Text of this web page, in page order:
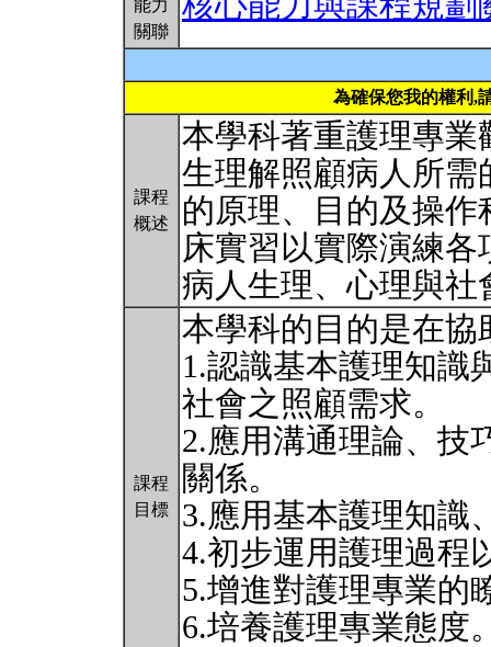
能力
關聯
為確保您我的權利,
課程
概述
本學科著重護理專
生理解照顧病人所
的原理、目的及操
床實習以實際演練
病人生理、心理與
課程
目標
本學科的目的是在協
1.認識基本護理知識
社會之照顧需求。
2.應用溝通理論、技
關係。
3.應用基本護理知識
4.初步運用護理過程
5.增進對護理專業的
6.培養護理專業態度